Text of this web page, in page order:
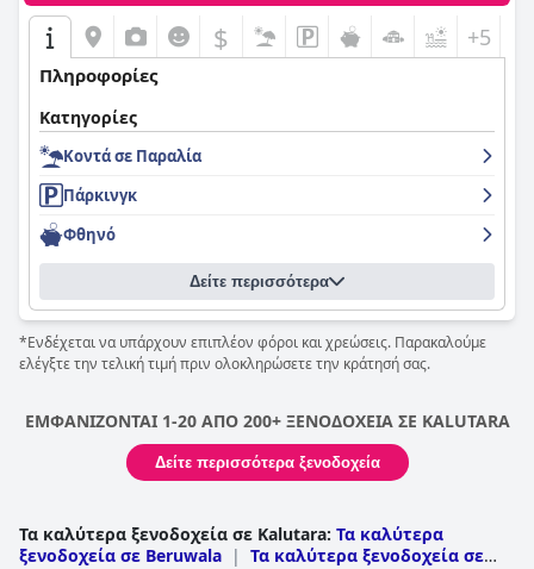
$ +5
Πληροφορίες
Κατηγορίες
Κοντά σε Παραλία
Πάρκινγκ
Φθηνό
Δείτε περισσότερα
*Ενδέχεται να υπάρχουν επιπλέον φόροι και χρεώσεις. Παρακαλούμε
ελέγξτε την τελική τιμή πριν ολοκληρώσετε την κράτησή σας.
ΕΜΦΑΝΙΖΟΝΤΑΙ 1-20 ΑΠΟ 200+ ΞΕΝΟΔΟΧΕΙΑ ΣΕ KALUTARA
Δείτε περισσότερα ξενοδοχεία
Τα καλύτερα ξενοδοχεία σε Kalutara: Τα καλύτερα
ξενοδοχεία σε Beruwala | Τα καλύτερα ξενοδοχεία σε